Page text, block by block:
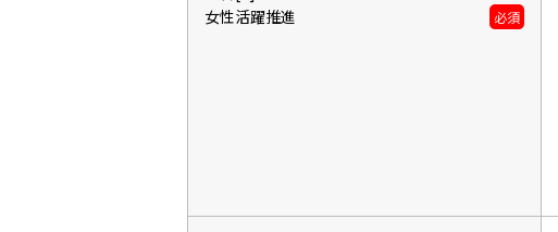
女性活躍推進
必須